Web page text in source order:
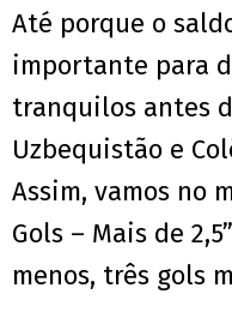
Até porque o
importante para
tranquilos antes
Uzbequistão e
Assim, vamos no
Gols – Mais de
menos, três gols